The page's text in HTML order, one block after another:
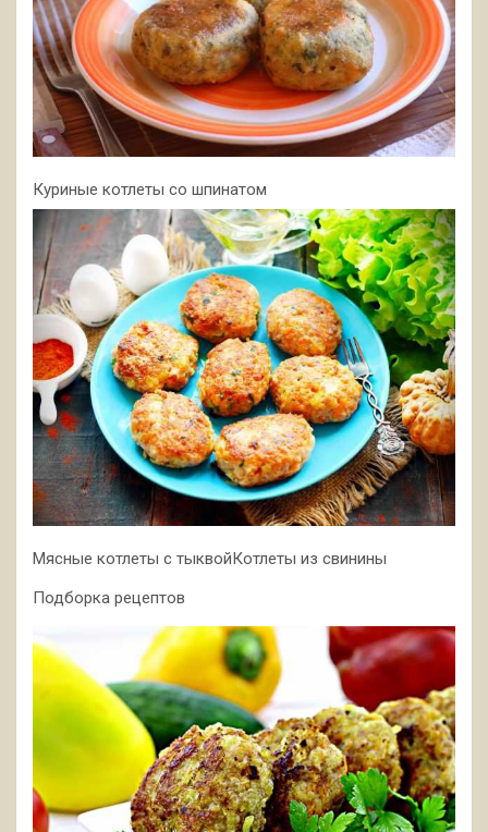
Куриные котлеты со шпинатом
Мясные котлеты с тыквойКотлеты из свинины
Подборка рецептов